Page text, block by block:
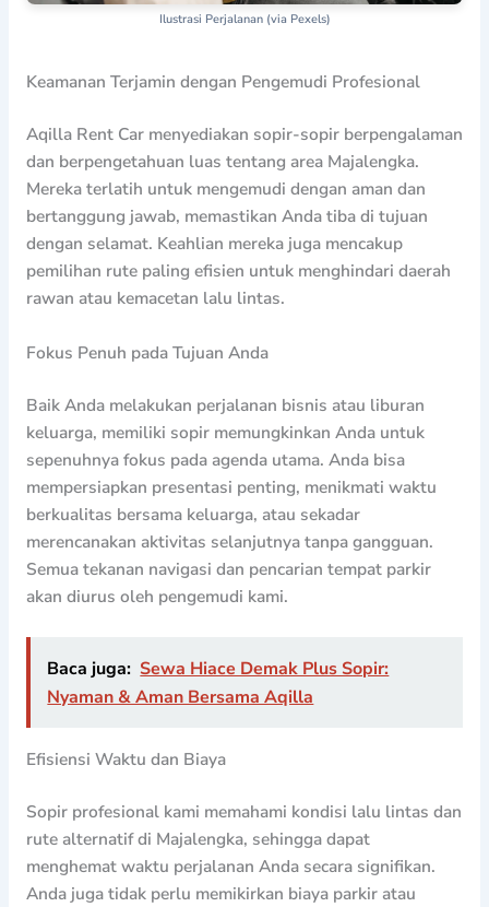
Ilustrasi Perjalanan (via Pexels)
Keamanan Terjamin dengan Pengemudi Profesional
Aqilla Rent Car menyediakan sopir-sopir berpengalaman
dan berpengetahuan luas tentang area Majalengka.
Mereka terlatih untuk mengemudi dengan aman dan
bertanggung jawab, memastikan Anda tiba di tujuan
dengan selamat. Keahlian mereka juga mencakup
pemilihan rute paling efisien untuk menghindari daerah
rawan atau kemacetan lalu lintas.
Fokus Penuh pada Tujuan Anda
Baik Anda melakukan perjalanan bisnis atau liburan
keluarga, memiliki sopir memungkinkan Anda untuk
sepenuhnya fokus pada agenda utama. Anda bisa
mempersiapkan presentasi penting, menikmati waktu
berkualitas bersama keluarga, atau sekadar
merencanakan aktivitas selanjutnya tanpa gangguan.
Semua tekanan navigasi dan pencarian tempat parkir
akan diurus oleh pengemudi kami.
Baca juga: Sewa Hiace Demak Plus Sopir:
Nyaman & Aman Bersama Aqilla
Efisiensi Waktu dan Biaya
Sopir profesional kami memahami kondisi lalu lintas dan
rute alternatif di Majalengka, sehingga dapat
menghemat waktu perjalanan Anda secara signifikan.
Anda juga tidak perlu memikirkan biaya parkir atau